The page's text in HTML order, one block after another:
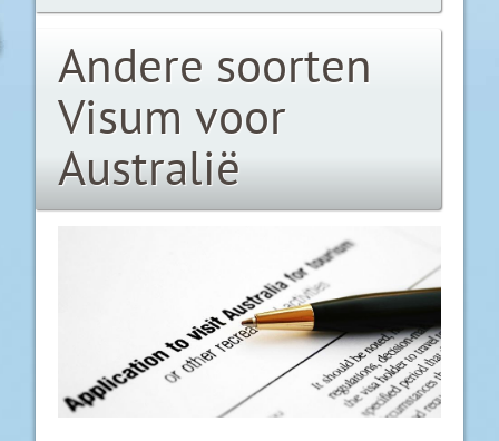
Andere soorten
Visum voor
Australië